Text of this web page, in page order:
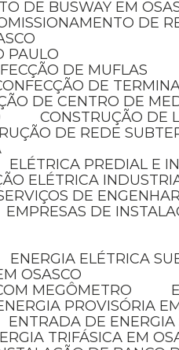
DE BUSWAY EM
DE
PAULO
DE MUFLAS
CONFECÇÃO DE
DE CENTRO DE
CONSTRUÇÃO
DE REDE
ELÉTRICA PREDIAL E
ELÉTRICA
DE
EMPRESAS DE
ENERGIA ELÉTRICA
OSASCO
MEGÔMETRO
PROVISÓRIA
ENTRADA DE
TRIFÁSICA EM